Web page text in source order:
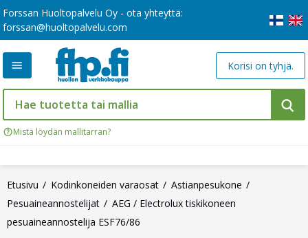
Forssan Huoltopalvelu Oy - ota yhteyttä:
forssan@huoltopalvelu.com
Mistä löydän mallitarran?
Korisi on tyhjä.
Etusivu Kodinkoneiden varaosat
Astianpesukone
Pesuaineannostelijat
AEG / Electrolux tiskikoneen
pesuaineannostelija ESF76/86